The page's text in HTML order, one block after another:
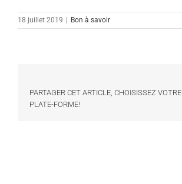
18 juillet 2019 Bon à savoir
PARTAGER CET ARTICLE, CHOISISSEZ VOTRE
PLATE-FORME!